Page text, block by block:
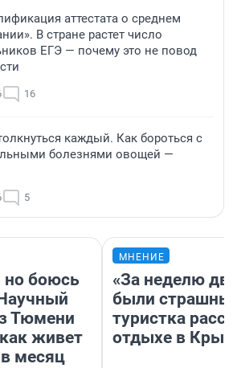
аттестата о среднем
В стране растет число
ЕГЭ — почему это не повод
16
каждый. Как бороться с
болезнями овощей —
5
но боюсь
Тюмени
живет
месяц
МНЕНИЕ
«За неделю
были
туристка
отдыхе в